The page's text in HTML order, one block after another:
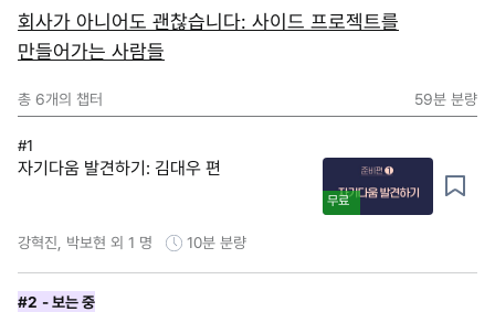
회사가 아니어도 괜찮습니다: 사이드 프로젝트를
만들어가는 사람들
총 6개의 챕터 59분 분량
#1
자기다움 발견하기: 김대우 편
무료
강혁진, 박보현 외 1 명 10분 분량
#2 - 보는 중